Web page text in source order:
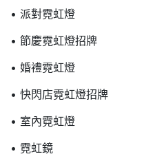
• 派對霓虹燈
• 節慶霓虹燈招牌
• 婚禮霓虹燈
• 快閃店霓虹燈招牌
• 室內霓虹燈
• 霓虹鏡